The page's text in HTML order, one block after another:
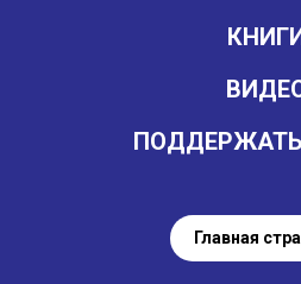
Главная